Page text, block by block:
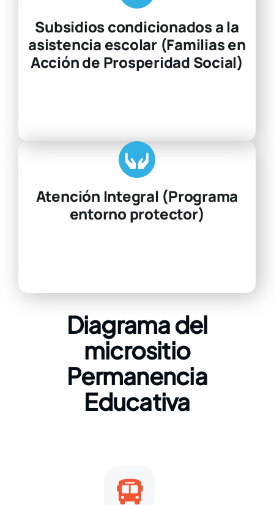
Subsidios condicionados a la
asistencia escolar (Familias en
Acción de Prosperidad Social)
Atención Integral (Programa
entorno protector)
Diagrama del
micrositio
Permanencia
Educativa